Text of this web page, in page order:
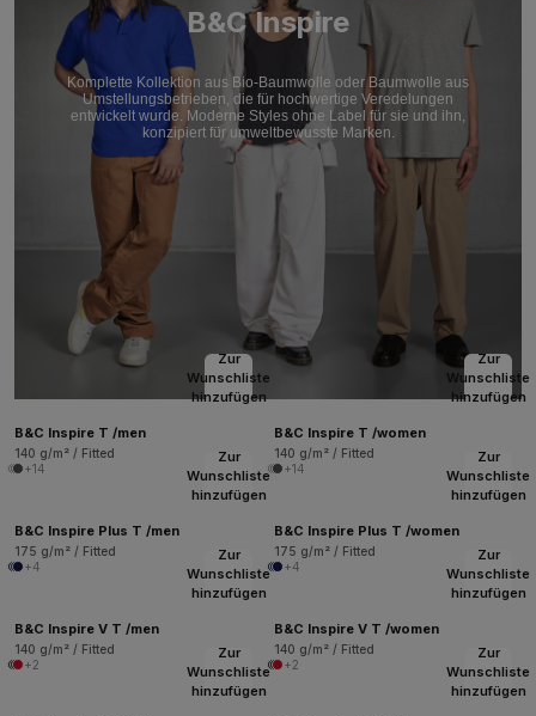
B&C Inspire
Komplette Kollektion aus Bio-Baumwolle oder Baumwolle aus
Umstellungsbetrieben, die für hochwertige Veredelungen
entwickelt wurde. Moderne Styles ohne Label für sie und ihn,
konzipiert für umweltbewusste Marken.
Zur
Wunschliste
hinzufügen
B&C Inspire T /men
140 g/m² / Fitted
+14
Zur
Wunschliste
hinzufügen
B&C Inspire T /women
140 g/m² / Fitted
+14
Zur
Wunschliste
hinzufügen
B&C Inspire Plus T /men
175 g/m² / Fitted
+4
Zur
Wunschliste
hinzufügen
B&C Inspire Plus T /women
175 g/m² / Fitted
+4
Zur
Wunschliste
hinzufügen
B&C Inspire V T /men
140 g/m² / Fitted
+2
Zur
Wunschliste
hinzufügen
B&C Inspire V T /women
140 g/m² / Fitted
+2
Zur
Wunschliste
hinzufügen
Zur
Wunschliste
hinzufügen